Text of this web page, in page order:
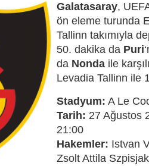
Galatasaray,
ön eleme turunda
Tallinn takımıyla
50. dakika da Puri
da Nonda ile
Levadia Tallinn ile
Stadyum: A Le
Tarih: 27 Ağustos
21:00
Hakemler: Istvan
Zsolt Attila